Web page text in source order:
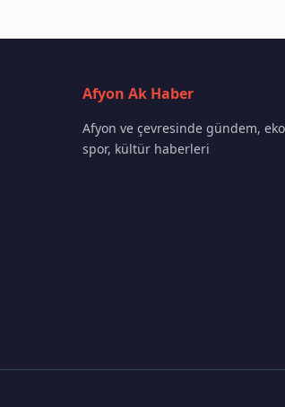
Afyon Ak Haber
Afyon ve çevresinde gündem,
spor, kültür haberleri